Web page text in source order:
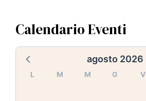
Calendario Eventi
agosto 2026
L M M G V